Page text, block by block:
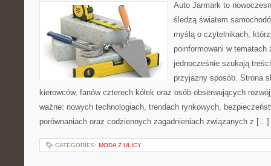
Auto Jarmark to
śledzą światem
myślą o czytelnikach,
poinformowani w
jednocześnie szukają
przyjazny sposób. Strona
kierowców, fanów czterech kółek oraz osób obserwujących
ważne: nowych technologiach, trendach rynkowych,
porównaniach oraz codziennych zagadnieniach związanych z […]
CATEGORIES: MODA Z ULICY